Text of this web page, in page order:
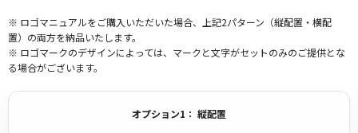
※ ロゴマニュアルをご購入いただいた場合、上記2パターン（縦配置・横配
置）の両方を納品いたします。
※ ロゴマークのデザインによっては、マークと文字がセットのみのご提供とな
る場合がございます。
オプション1： 縦配置